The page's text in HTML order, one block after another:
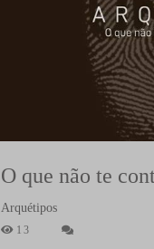
O que não te
Arquétipos
13